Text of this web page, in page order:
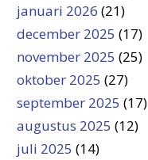
januari 2026 (21)
december 2025 (17)
november 2025 (25)
oktober 2025 (27)
september 2025 (17)
augustus 2025 (12)
juli 2025 (14)